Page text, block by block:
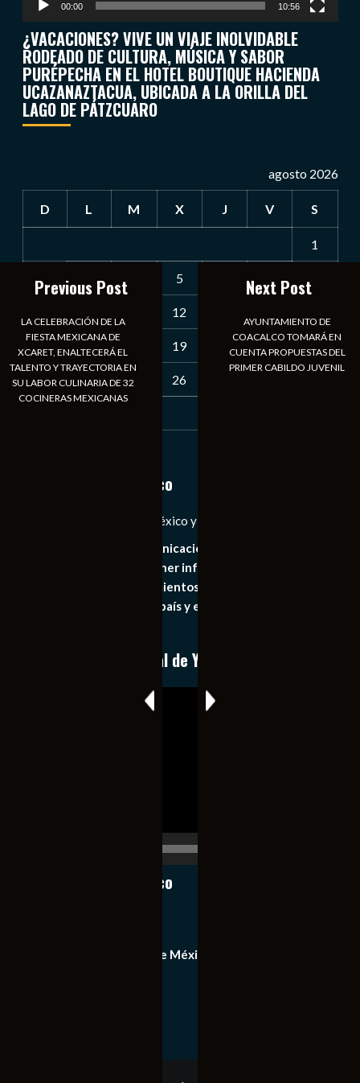
00:00 10:56
¿VACACIONES? VIVE UN VIAJE INOLVIDABLE
RODEADO DE CULTURA, MÚSICA Y SABOR
PURÉPECHA EN EL HOTEL BOUTIQUE HACIENDA
UCAZANAZTACUA, UBICADA A LA ORILLA DEL
LAGO DE PÁTZCUARO
agosto 2026
D L M X J V S
1
2 5 7
12
16 17 19 20 21 22
23 24 25 26
Notiexpress de México
Las Noticias Diarias de México y el Mundo a Tu Alcance
Somos un medio de comunicación digital que tiene como
principal objetivo mantener informado al publico en
general de los acontecimientos mas recientes e
importantes de nuestro país y el mundo de forma eficaz,
Conoce nuestro canal de YouTube
Notiexpress de México
Equipo de Notiexpress de México
Previous Post
LA CELEBRACIÓN DE LA
FIESTA MEXICANA DE
XCARET, ENALTECERÁ EL
TALENTO Y TRAYECTORIA EN
SU LABOR CULINARIA DE 32
COCINERAS MEXICANAS
Next Post
AYUNTAMIENTO DE
COACALCO TOMARÁ EN
CUENTA PROPUESTAS DEL
PRIMER CABILDO JUVENIL